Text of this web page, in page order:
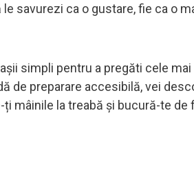
savurezi ca o gustare, fie ca o
simpli pentru a pregăti cele
de preparare accesibilă, vei
mâinile la treabă și bucură-te